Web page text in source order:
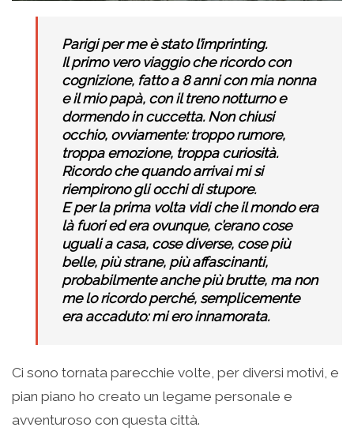
Parigi per me è stato l’imprinting.
Il primo vero viaggio che ricordo con
cognizione, fatto a 8 anni con mia nonna
e il mio papà, con il treno notturno e
dormendo in cuccetta. Non chiusi
occhio, ovviamente: troppo rumore,
troppa emozione, troppa curiosità.
Ricordo che quando arrivai mi si
riempirono gli occhi di stupore.
E per la prima volta vidi che il mondo era
là fuori ed era ovunque, c’erano cose
uguali a casa, cose diverse, cose più
belle, più strane, più affascinanti,
probabilmente anche più brutte, ma non
me lo ricordo perché, semplicemente
era accaduto: mi ero innamorata.
Ci sono tornata parecchie volte, per diversi motivi, e
pian piano ho creato un legame personale e
avventuroso con questa città.